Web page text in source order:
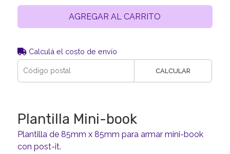
AGREGAR AL CARRITO
Calculá el costo de envío
CALCULAR
Plantilla Mini-book
Plantilla de 85mm x 85mm para armar mini-book
con post-it.